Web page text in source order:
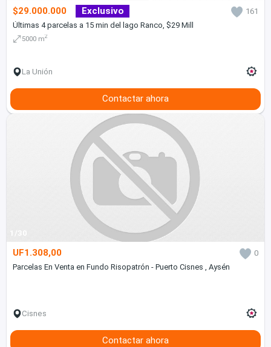
$29.000.000 Exclusivo
161
Últimas 4 parcelas a 15 min del lago Ranco, $29 Mill
5000 m2
La Unión
Contactar ahora
1/30
UF1.308,00
0
Parcelas En Venta en Fundo Risopatrón - Puerto Cisnes , Aysén
Cisnes
Contactar ahora